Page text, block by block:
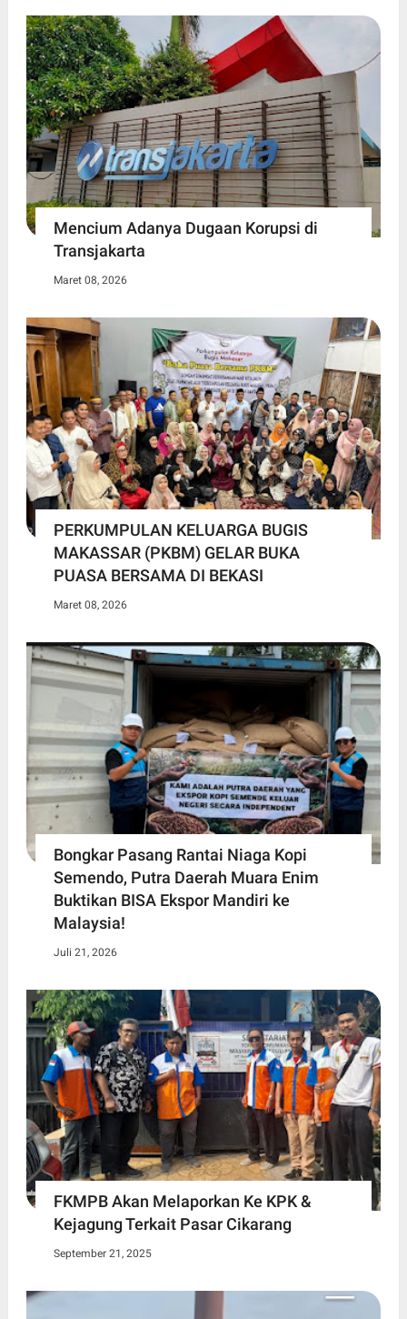
Mencium Adanya Dugaan Korupsi di
Transjakarta
Maret 08, 2026
PERKUMPULAN KELUARGA BUGIS
MAKASSAR (PKBM) GELAR BUKA
PUASA BERSAMA DI BEKASI
Maret 08, 2026
Bongkar Pasang Rantai Niaga Kopi
Semendo, Putra Daerah Muara Enim
Buktikan BISA Ekspor Mandiri ke
Malaysia!
Juli 21, 2026
FKMPB Akan Melaporkan Ke KPK &
Kejagung Terkait Pasar Cikarang
September 21, 2025